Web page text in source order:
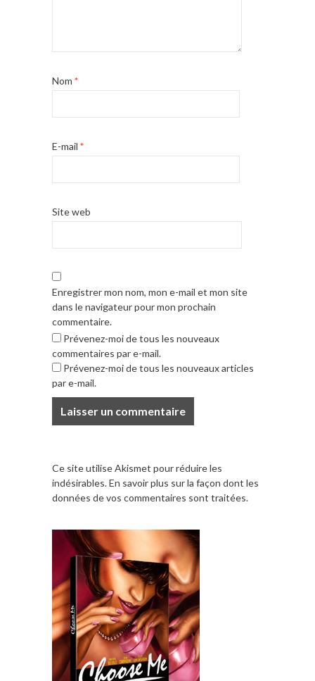
Nom *
E-mail *
Site web
Enregistrer mon nom, mon e-mail et mon site
dans le navigateur pour mon prochain
commentaire.
Prévenez-moi de tous les nouveaux
commentaires par e-mail.
Prévenez-moi de tous les nouveaux articles
par e-mail.
Ce site utilise Akismet pour réduire les
indésirables.En savoir plus sur la façon dont les
données de vos commentaires sont traitées.